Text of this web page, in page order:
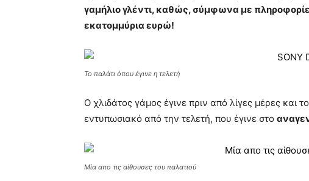
γαμήλιο γλέντι, καθώς, σύμφωνα με
εκατομμύρια ευρώ!
Το παλάτι όπου έγινε η τελετή
Ο χλιδάτος γάμος έγινε πριν από λίγες μέρες και
εντυπωσιακό από την τελετή, που έγινε στο
Μία απο τις αίθουσες του παλατιού